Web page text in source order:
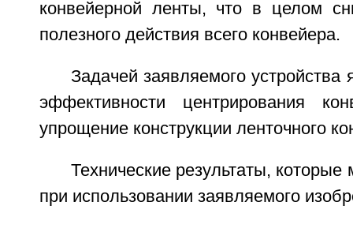
конвейерной ленты, что в целом
полезного действия всего конвейера.
Задачей заявляемого
эффективности центрирования
упрощение конструкции ленточного
Технические результаты,
при использовании заявляемого